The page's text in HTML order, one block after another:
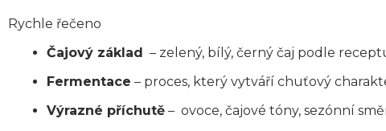
Rychle řečeno
Čajový základ
– zelený, bílý, černý čaj podle
Fermentace – proces, který vytváří chuťový
Výrazné příchutě – ovoce, čajové tóny, sezónní